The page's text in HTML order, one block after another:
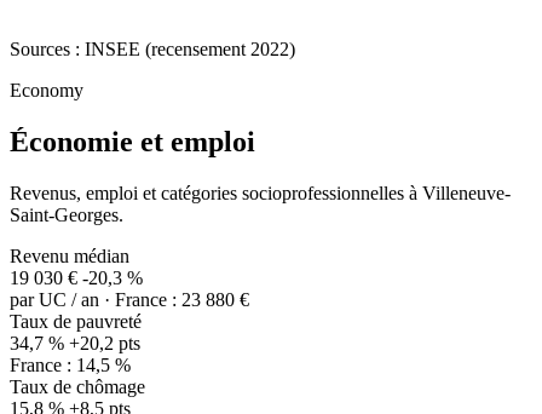
Sources : INSEE (recensement 2022)
Economy
Économie et emploi
Revenus, emploi et catégories socioprofessionnelles à Villeneuve-
Saint-Georges.
Revenu médian
19 030 € -20,3 %
par UC / an · France : 23 880 €
Taux de pauvreté
34,7 % +20,2 pts
France : 14,5 %
Taux de chômage
15,8 % +8,5 pts